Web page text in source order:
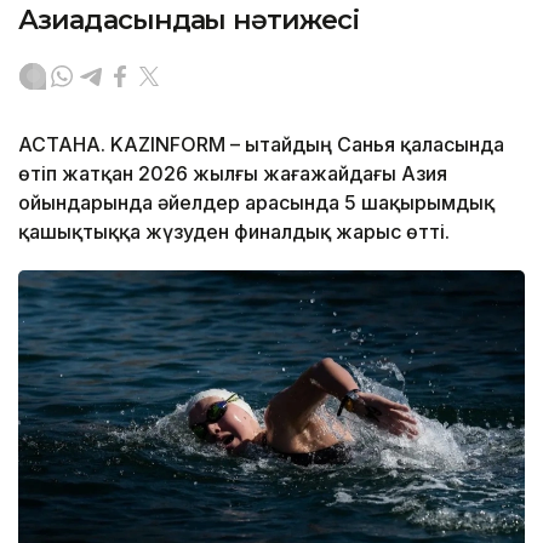
Азиадасындағы нәтижеcі
АСТАНА. KAZINFORM – Қытайдың Санья қаласында
өтіп жатқан 2026 жылғы жағажайдағы Азия
ойындарында әйелдер арасында 5 шақырымдық
қашықтыққа жүзуден финалдық жарыс өтті.